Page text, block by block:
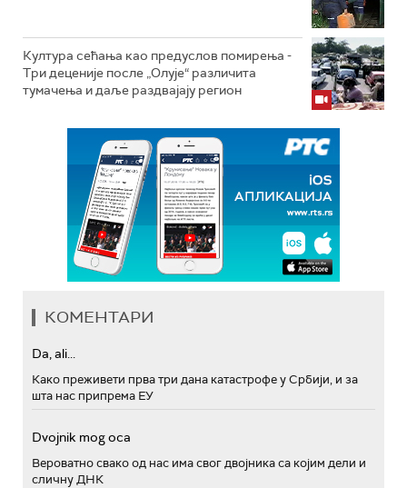
Култура сећања као предуслов помирења ­-
Три деценије после „Олује“ различита
тумачења и даље раздвајају регион
КОМЕНТАРИ
Da, ali...
Како преживети прва три дана катастрофе у Србији, и за
шта нас припрема ЕУ
Dvojnik mog oca
Вероватно свако од нас има свог двојника са којим дели и
сличну ДНК